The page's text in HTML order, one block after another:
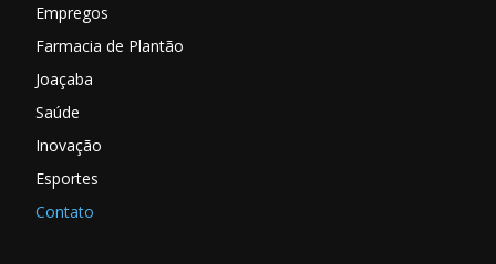
Empregos
Farmacia de Plantão
Joaçaba
Saúde
Inovação
Esportes
Contato